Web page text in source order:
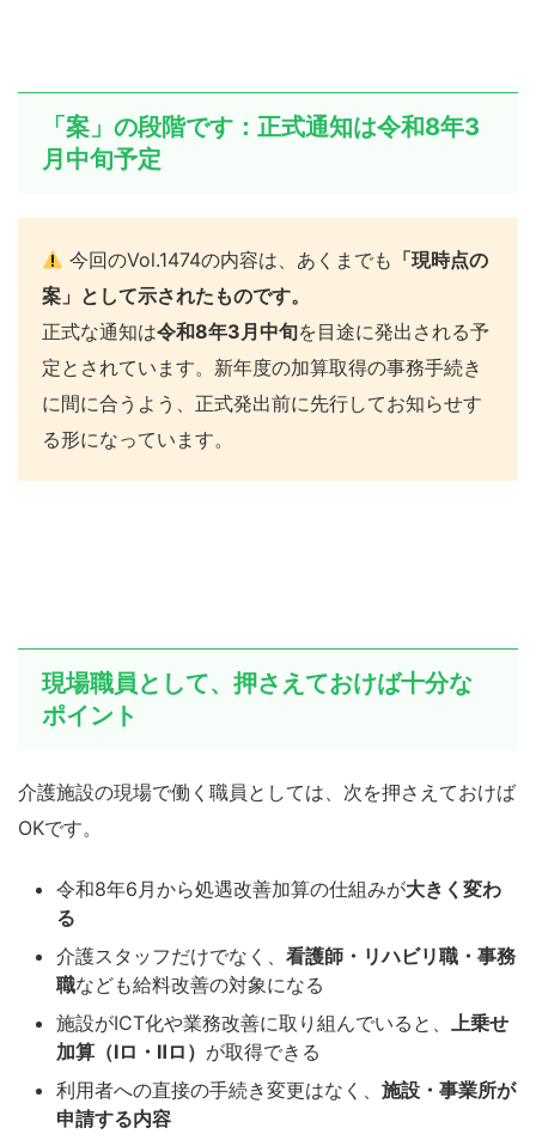
「案」の段階です：正式通知は令和8年3
月中旬予定
今回のVol.1474の内容は、あくまでも 「現時点の
案」として示されたものです。
正式な通知は令和8年3月中旬を目途に発出される予
定とされています。新年度の加算取得の事務手続き
に間に合うよう、正式発出前に先行してお知らせす
る形になっています。
現場職員として、押さえておけば十分な
ポイント
介護施設の現場で働く職員としては、次を押さえておけば
OKです。
令和8年6月から処遇改善加算の仕組みが大きく変わ
る
介護スタッフだけでなく、 看護師・リハビリ職・事務
職なども給料改善の対象になる
施設がICT化や業務改善に取り組んでいると、 上乗せ
加算（Ⅰロ・Ⅱロ） が取得できる
利用者への直接の手続き変更はなく、 施設・事業所が
申請する内容